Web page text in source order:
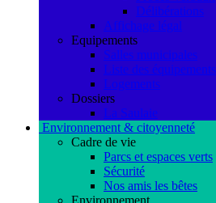
Délibérations
Affichage légal
Equipements
Salles municipales
Liste des équipements
Logements
Dossiers
La Saulaie
Environnement & citoyenneté
Cadre de vie
Parcs et espaces verts
Sécurité
Nos amis les bêtes
Environnement